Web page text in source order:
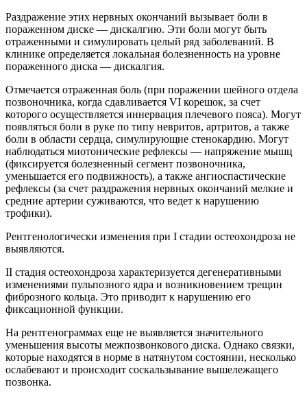
Раздражение этих нервных окончаний вызывает боли в
пораженном диске — дискалгию. Эти боли могут быть
отраженными и симулировать целый ряд заболеваний. В
клинике определяется локальная болезненность на уровне
пораженного диска — дискалгия.
Отмечается отраженная боль (при поражении шейного отдела
позвоночника, когда сдавливается VI корешок, за счет
которого осуществляется иннервация плечевого пояса). Могут
появляться боли в руке по типу невритов, артритов, а также
боли в области сердца, симулирующие стенокардию. Могут
наблюдаться миотонические рефлексы — напряжение мышц
(фиксируется болезненный сегмент позвоночника,
уменьшается его подвижность), а также ангиоспастические
рефлексы (за счет раздражения нервных окончаний мелкие и
средние артерии суживаются, что ведет к нарушению
трофики).
Рентгенологически изменения при I стадии остеохондроза не
выявляются.
II стадия остеохондроза характеризуется дегенеративными
изменениями пульпозного ядра и возникновением трещин
фиброзного кольца. Это приводит к нарушению его
фиксационной функции.
На рентгенограммах еще не выявляется значительного
уменьшения высоты межпозвонкового диска. Однако связки,
которые находятся в норме в натянутом состоянии, несколько
ослабевают и происходит соскальзывание вышележащего
позвонка.